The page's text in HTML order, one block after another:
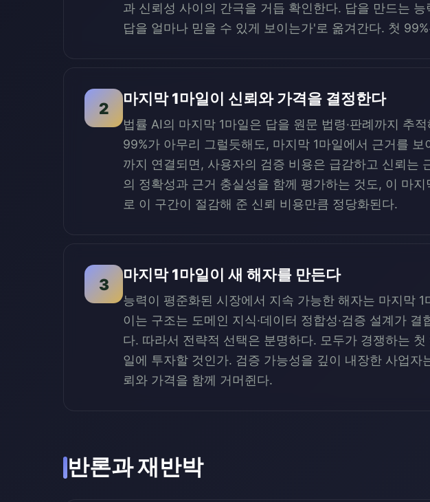
과 신뢰성 사이의 간극을 거듭 확인한다. 답을 만드는
답을 얼마나 믿을 수 있게 보이는가'로 옮겨간다. 첫
2
마지막 1마일이 신뢰와 가격을 결정한다
법률 AI의 마지막 1마일은 답을 원문 법령·판례까지 추
99%가 아무리 그럴듯해도, 마지막 1마일에서 근거를
까지 연결되면, 사용자의 검증 비용은 급감하고 신뢰는
의 정확성과 근거 충실성을 함께 평가하는 것도, 이 마
로 이 구간이 절감해 준 신뢰 비용만큼 정당화된다.
3
마지막 1마일이 새 해자를 만든다
능력이 평준화된 시장에서 지속 가능한 해자는 마지막
이는 구조는 도메인 지식·데이터 정합성·검증 설계가
다. 따라서 전략적 선택은 분명하다. 모두가 경쟁하는
일에 투자할 것인가. 검증 가능성을 깊이 내장한 사업
뢰와 가격을 함께 거머쥔다.
반론과 재반박